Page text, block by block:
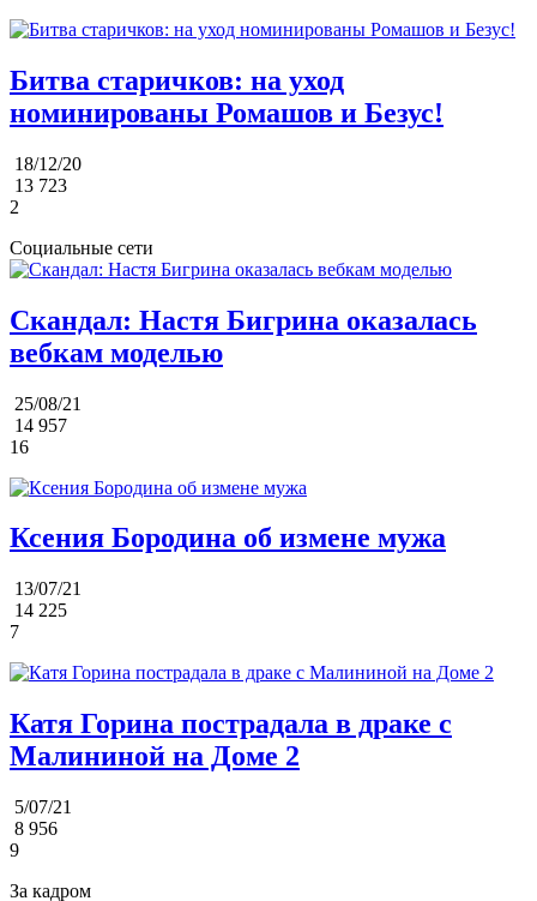
Битва старичков: на уход
номинированы Ромашов и Безус!
18/12/20
13 723
2
Социальные сети
Скандал: Настя Бигрина оказалась
вебкам моделью
25/08/21
14 957
16
Ксения Бородина об измене мужа
13/07/21
14 225
7
Катя Горина пострадала в драке с
Малининой на Доме 2
5/07/21
8 956
9
За кадром